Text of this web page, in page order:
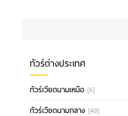
ทัวร์ต่างประเทศ
ทัวร์เวียดนามเหนือ [6]
ทัวร์เวียดนามกลาง [49]